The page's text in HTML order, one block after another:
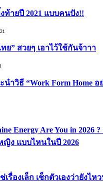
ท้ายปี 2021 แบบคนปัง!!
ย” สวยๆ เอาไว้ใช้กันจ้าาา
นำวิธี “Work Form Home อ
Energy Are You in 2026
ง แบบไหนในปี 2026
เรื่องเล็ก เช็กตัวเองว่ายังไห